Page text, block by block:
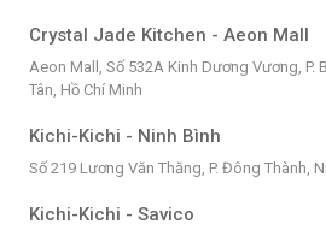
Crystal Jade Kitchen - Aeon Mall
Aeon Mall, Số 532A Kinh Dương Vương, P.
Tân, Hồ Chí Minh
Kichi-Kichi - Ninh Bình
Số 219 Lương Văn Thăng, P. Đông Thành,
Kichi-Kichi - Savico